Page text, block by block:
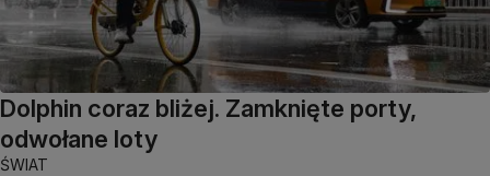
Dolphin coraz bliżej. Zamknięte porty,
odwołane loty
ŚWIAT